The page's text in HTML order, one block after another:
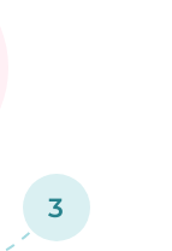
3